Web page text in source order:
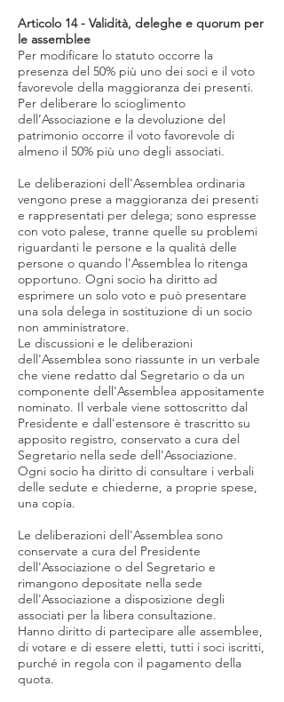
Articolo 14 - Validità, deleghe e quorum per
le assemblee
Per modificare lo statuto occorre la
presenza del 50% più uno dei soci e il voto
favorevole della maggioranza dei presenti.
Per deliberare lo scioglimento
dell’Associazione e la devoluzione del
patrimonio occorre il voto favorevole di
almeno il 50% più uno degli associati.
Le deliberazioni dell'Assemblea ordinaria
vengono prese a maggioranza dei presenti
e rappresentati per delega; sono espresse
con voto palese, tranne quelle su problemi
riguardanti le persone e la qualità delle
persone o quando l'Assemblea lo ritenga
opportuno. Ogni socio ha diritto ad
esprimere un solo voto e può presentare
una sola delega in sostituzione di un socio
non amministratore.
Le discussioni e le deliberazioni
dell'Assemblea sono riassunte in un verbale
che viene redatto dal Segretario o da un
componente dell'Assemblea appositamente
nominato. Il verbale viene sottoscritto dal
Presidente e dall'estensore è trascritto su
apposito registro, conservato a cura del
Segretario nella sede dell'Associazione.
Ogni socio ha diritto di consultare i verbali
delle sedute e chiederne, a proprie spese,
una copia.
Le deliberazioni dell'Assemblea sono
conservate a cura del Presidente
dell'Associazione o del Segretario e
rimangono depositate nella sede
dell'Associazione a disposizione degli
associati per la libera consultazione.
Hanno diritto di partecipare alle assemblee,
di votare e di essere eletti, tutti i soci iscritti,
purché in regola con il pagamento della
quota.